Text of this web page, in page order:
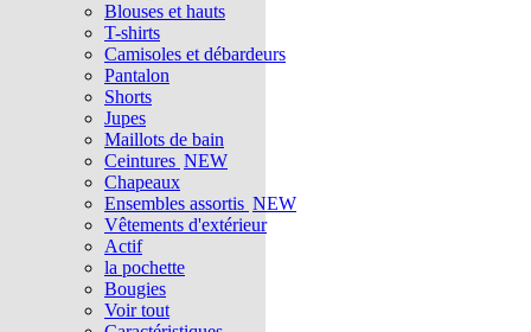
Blouses et hauts
T-shirts
Camisoles et débardeurs
Pantalon
Shorts
Jupes
Maillots de bain
Ceintures NEW
Chapeaux
Ensembles assortis NEW
Vêtements d'extérieur
Actif
la pochette
Bougies
Voir tout